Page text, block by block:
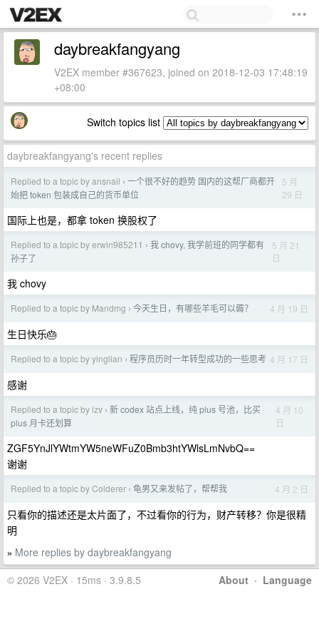
daybreakfangyang
V2EX member #367623, joined on 2018-12-03 17:48:19
+08:00
Switch topics list
daybreakfangyang's recent replies
Replied to a topic by ansnail › 一个很不好的趋势 国内的这帮厂商都开
始把 token 包装成自己的货币单位
5 月
29 日
国际上也是，都拿 token 换股权了
Replied to a topic by erwin985211 › 我 chovy, 我学前班的同学都有
孙子了
5 月 21
日
我 chovy
Replied to a topic by Mandmg › 今天生日，有哪些羊毛可以薅？ 4 月 19 日
生日快乐🎂
Replied to a topic by yinglian › 程序员历时一年转型成功的一些思考 4 月 17 日
感谢
Replied to a topic by izv › 新 codex 站点上线，纯 plus 号池，比买
plus 月卡还划算
4 月 10
日
ZGF5YnJlYWtmYW5neWFuZ0Bmb3htYWlsLmNvbQ==
谢谢
Replied to a topic by Colderer › 龟男又来发帖了，帮帮我 4 月 2 日
只看你的描述还是太片面了，不过看你的行为，财产转移？你是很精
明
» More replies by daybreakfangyang
About · Language
© 2026 V2EX · 15ms · 3.9.8.5